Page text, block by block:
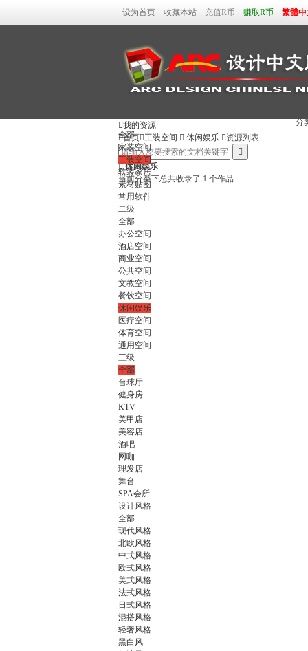
设为首页 收藏本站 充值R币 赚取R币 繁體中
我的资源
首页工装空间  休闲娱乐 资源列表

休闲娱乐
当前分类下总共收录了 1 个作品
分
全部
家装空间
工装空间
软装家居
素材贴图
常用软件
二级
全部
办公空间
酒店空间
商业空间
公共空间
文教空间
餐饮空间
休闲娱乐
医疗空间
体育空间
通用空间
三级
全部
台球厅
健身房
KTV
美甲店
美容店
酒吧
网咖
理发店
舞台
SPA会所
设计风格
全部
现代风格
北欧风格
中式风格
欧式风格
美式风格
法式风格
日式风格
混搭风格
轻奢风格
黑白风